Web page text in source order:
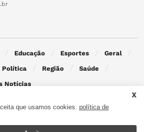
Educação Esportes Geral
Política Região Saúde
Notícias
que usamos cookies. política de